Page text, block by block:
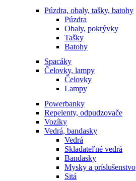
Púzdra, obaly, tašky, batohy
Púzdra
Obaly, pokrývky
Tašky
Batohy
Spacáky
Čelovky, lampy
Čelovky
Lampy
Powerbanky
Repelenty, odpudzovače
Vozíky
Vedrá, bandasky
Vedrá
Skladateľné vedrá
Bandasky
Mysky a príslušenstvo
Sitá